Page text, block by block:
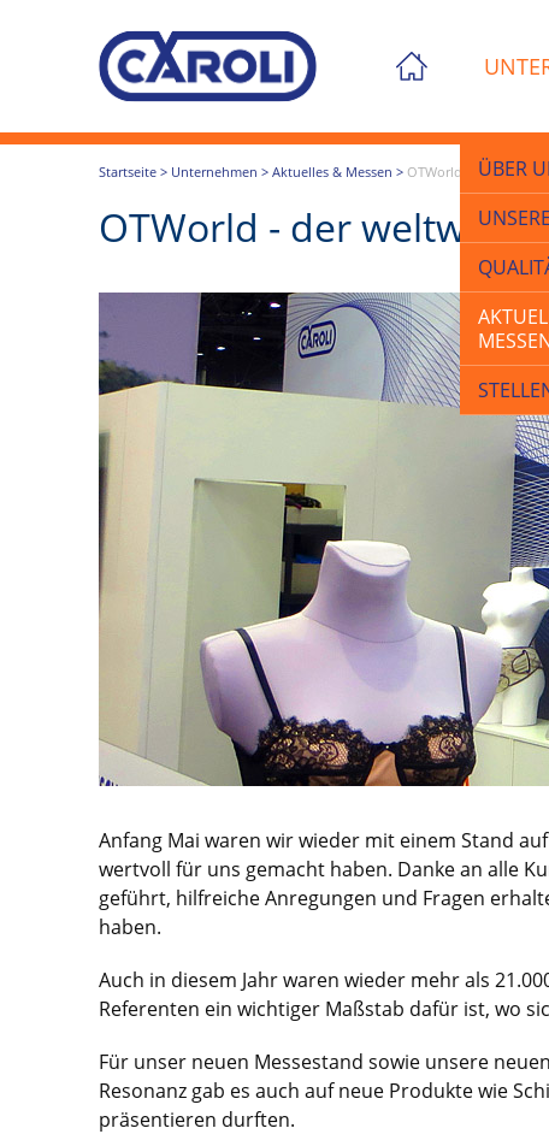
ÜBER
Startseite > Unternehmen > Aktuelles & Messen > OTWorld - der
OTWorld - der weltweit
Anfang Mai waren wir wieder mit einem Stand
wertvoll für uns gemacht haben. Danke an alle
geführt, hilfreiche Anregungen und Fragen
haben.
Auch in diesem Jahr waren wieder mehr als
Referenten ein wichtiger Maßstab dafür ist, wo
Für unser neuen Messestand sowie unsere
Resonanz gab es auch auf neue Produkte wie
präsentieren durften.